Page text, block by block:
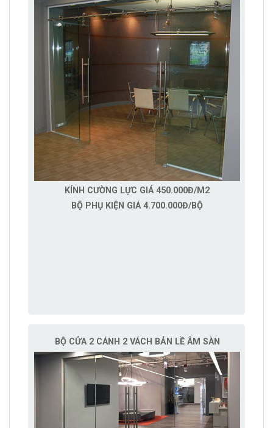
KÍNH CƯỜNG LỰC GIÁ 450.000Đ/M2
BỘ PHỤ KIỆN GIÁ 4.700.000Đ/BỘ
BỘ CỬA 2 CÁNH 2 VÁCH BẢN LỀ ÂM SÀN